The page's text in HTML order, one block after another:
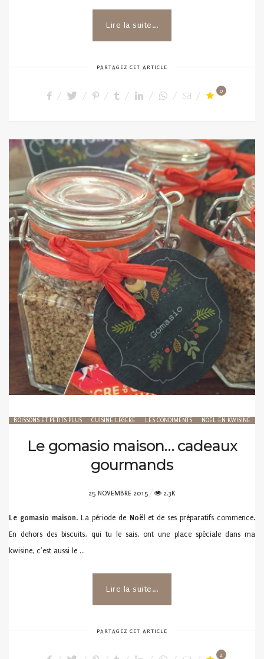
Lire la suite...
PARTAGEZ CET ARTICLE
0
BOISSONS ET PETITS PLUS CUISINE LÉGÈRE LES CONDIMENTS NOËL EN KWISINE
Le gomasio maison… cadeaux
gourmands
POSTED
25 NOVEMBRE 2015 2.3K
Le gomasio maison. La période de Noël et de ses préparatifs commence.
En dehors des biscuits, qui tu le sais, ont une place spéciale dans ma
kwisine, c’est aussi le …
Lire la suite...
PARTAGEZ CET ARTICLE
2